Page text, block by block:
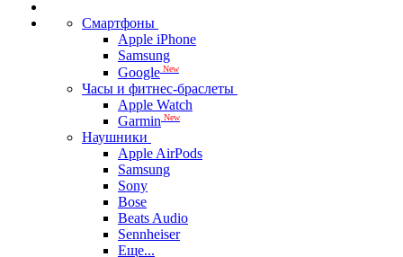
Смартфоны
Apple iPhone
Samsung
Google New
Часы и фитнес-браслеты
Apple Watch
Garmin New
Наушники
Apple AirPods
Samsung
Sony
Bose
Beats Audio
Sennheiser
Еще...